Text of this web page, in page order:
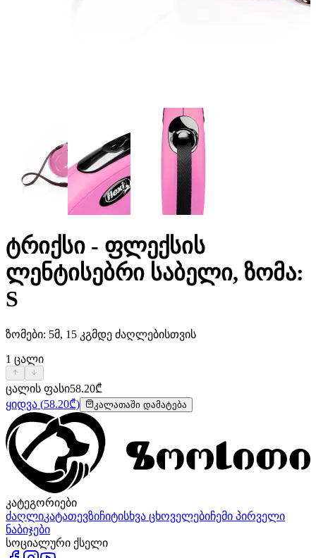
ტრიქსი - ფლექსის
ლენტისებრი საბელი, ზომა:
S
ზომები: 5მ, 15 კგმდე ძაღლებისთვის
1 ცალი
ცალის ფასი58.20₾
ყიდვა (58.20₾) კალათაში დამატება
კატეგორიები
ძაღლიკატათევზიჩიტისხვა ცხოველებიჩემი პირველი
ნაბიჯები
სოციალური ქსელი